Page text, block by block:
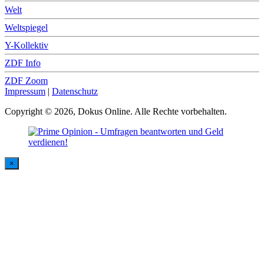
Welt
Weltspiegel
Y-Kollektiv
ZDF Info
ZDF Zoom
Impressum | Datenschutz
Copyright © 2026, Dokus Online. Alle Rechte vorbehalten.
×